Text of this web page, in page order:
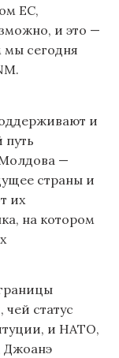
ЕС,
и это —
мы сегодня
и
путь
—
страны и
их
на котором
статус
и НАТО,
Джоанэ